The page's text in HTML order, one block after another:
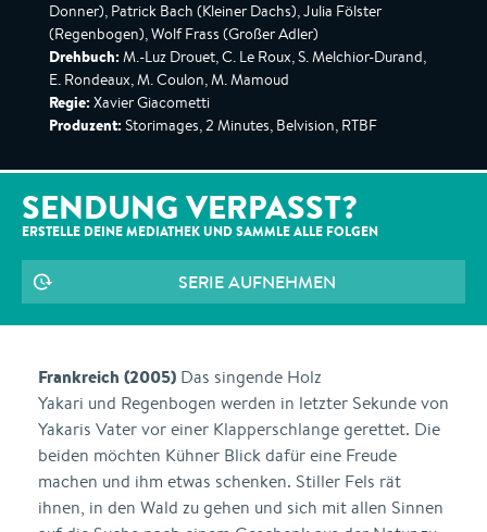
Donner), Patrick Bach (Kleiner Dachs), Julia Fölster
(Regenbogen), Wolf Frass (Großer Adler)
Drehbuch: M.-Luz Drouet, C. Le Roux, S. Melchior-Durand,
E. Rondeaux, M. Coulon, M. Mamoud
Regie: Xavier Giacometti
Produzent: Storimages, 2 Minutes, Belvision, RTBF
SENDUNG VERPASST?
ERSTELLE DEINE MEDIATHEK UND SAMMLE ALLE FOLGEN
SERIE AUFNEHMEN
Frankreich (2005) Das singende Holz
Yakari und Regenbogen werden in letzter Sekunde von
Yakaris Vater vor einer Klapperschlange gerettet. Die
beiden möchten Kühner Blick dafür eine Freude
machen und ihm etwas schenken. Stiller Fels rät
ihnen, in den Wald zu gehen und sich mit allen Sinnen